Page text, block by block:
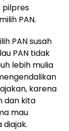
pilpres
PAN.
PAN susah
PAN tidak
lebih mulia
karena
dan kita
mau